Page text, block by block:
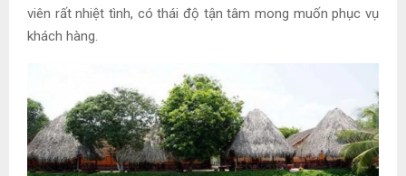
viên rất nhiệt tình, có thái độ tận tâm mong muốn phục vụ
khách hàng.